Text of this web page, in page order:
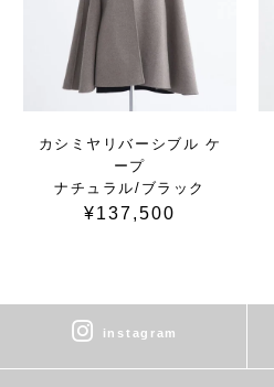
カシミヤリバーシブル ケ
ープ
ナチュラル/ブラック
¥137,500
instagram